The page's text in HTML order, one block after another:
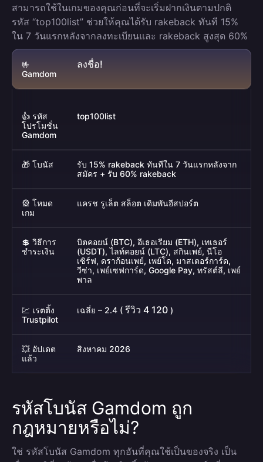
สามารถใช้ในเกมของคุณก่อนที่จะเริ่มฝากเงินตามปกติ
รหัส “top100list” ช่วยให้คุณได้รับ rakeback ทันที 15%
ใน 7 วันแรกหลังจากลงทะเบียนและ rakeback สูงสุด 60%
🤟
Gamdom
ลงชื่อ!
👍 รหัส
โปรโมชั่น
Gamdom
top100list
🎁 โบนัส
รับ 15% rakeback ทันทีใน 7 วันแรกหลังจาก
สมัคร + รับ 60% rakeback
🎡 โหมด
เกม
แครช รูเล็ต สล็อต เดิมพันอีสปอร์ต
💲 วิธีการ
ชำระเงิน
บิตคอยน์ (BTC), อีเธอเรียม (ETH), เทเธอร์
(USDT), ไลท์คอยน์ (LTC), สกินเพย์, นีโอ
เซิร์ฟ, ดราก้อนเพย์, เพย์โด, มาสเตอร์การ์ด,
วีซ่า, เพย์เซฟการ์ด, Google Pay, ทรัสต์ลี, เพย์
พาล
💹 เรตติ้ง
Trustpilot
เฉลี่ย – 2.4 ( รีวิว 4 120 )
💥 อัปเดต
แล้ว
สิงหาคม 2026
รหัสโบนัส Gamdom ถูก
กฎหมายหรือไม่?
ใช่ รหัสโบนัส Gamdom ทุกอันที่คุณใช้เป็นของจริง เป็น